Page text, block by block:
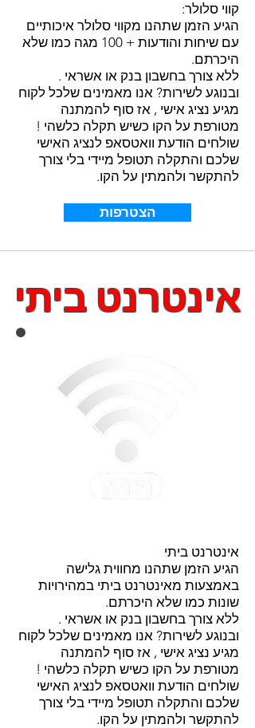
קווי סלולר:
הגיע הזמן שתהנו מקווי סלולר איכותיים
עם שיחות והודעות + 100 מגה כמו שלא
היכרתם.
ללא צורך בחשבון בנק או אשראי .
ובנוגע לשירות? אנו מאמינים שלכל לקוח
מגיע נציג אישי , אז סוף להמתנה
מטורפת על הקו כשיש תקלה כלשהי !
שולחים הודעת וואטסאפ לנציג האישי
שלכם והתקלה תטופל מיידי בלי צורך
להתקשר ולהמתין על הקו.
הצטרפות
אינטרנט ביתי
אינטרנט ביתי
הגיע הזמן שתהנו מחווית גלישה
באמצעות מאינטרנט ביתי במהירויות
שונות כמו שלא היכרתם.
ללא צורך בחשבון בנק או אשראי .
ובנוגע לשירות? אנו מאמינים שלכל לקוח
מגיע נציג אישי , אז סוף להמתנה
מטורפת על הקו כשיש תקלה כלשהי !
שולחים הודעת וואטסאפ לנציג האישי
שלכם והתקלה תטופל מיידי בלי צורך
להתקשר ולהמתין על הקו.